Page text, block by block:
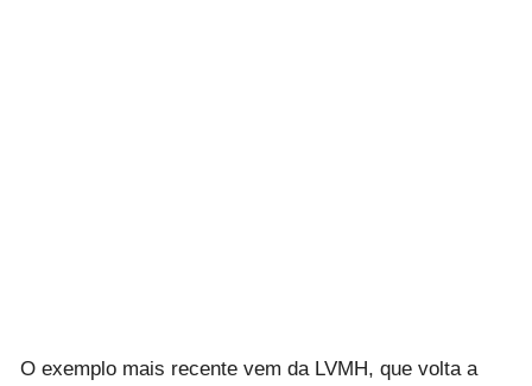
O exemplo mais recente vem da LVMH, que volta a